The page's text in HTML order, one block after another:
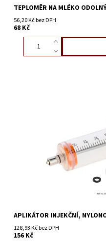
TEPLOMĚR NA MLÉKO
56,20 Kč bez DPH
68 Kč
APLIKÁTOR INJEKČNÍ,
128,93 Kč bez DPH
156 Kč